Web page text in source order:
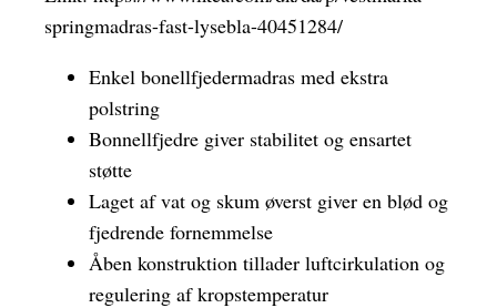
springmadras-fast-lysebla-40451284/
Enkel bonellfjedermadras med ekstra
polstring
Bonnellfjedre giver stabilitet og ensartet
støtte
Laget af vat og skum øverst giver en blød og
fjedrende fornemmelse
Åben konstruktion tillader luftcirkulation og
regulering af kropstemperatur